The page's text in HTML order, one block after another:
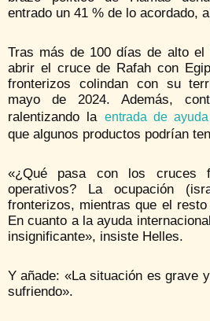
entrado un 41 % de lo acordado,
Tras más de 100 días de alto el
abrir el cruce de Rafah con
fronterizos colindan con su
mayo de 2024. Además,
ralentizando la entrada de
que algunos productos podrían
«¿Qué pasa con los cruces
operativos? La ocupación
fronterizos, mientras que el
En cuanto a la ayuda
insignificante», insiste Helles.
Y añade: «La situación es grave
sufriendo».